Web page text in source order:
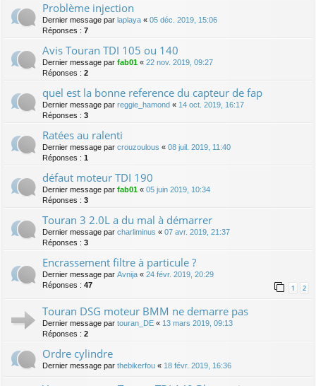
Problème injection
Dernier message par laplaya « 05 déc. 2019, 15:06
Réponses : 7
Avis Touran TDI 105 ou 140
Dernier message par fab01 « 22 nov. 2019, 09:27
Réponses : 2
quel est la bonne reference du capteur de fap
Dernier message par reggie_hamond « 14 oct. 2019, 16:17
Réponses : 3
Ratées au ralenti
Dernier message par crouzoulous « 08 juil. 2019, 11:40
Réponses : 1
défaut moteur TDI 190
Dernier message par fab01 « 05 juin 2019, 10:34
Réponses : 3
Touran 3 2.0L a du mal à démarrer
Dernier message par charliminus « 07 avr. 2019, 21:37
Réponses : 3
Encrassement filtre à particule ?
Dernier message par Avnija « 24 févr. 2019, 20:29
Réponses : 47 1 2
Touran DSG moteur BMM ne demarre pas
Dernier message par touran_DE « 13 mars 2019, 09:13
Réponses : 2
Ordre cylindre
Dernier message par thebikerfou « 18 févr. 2019, 16:36